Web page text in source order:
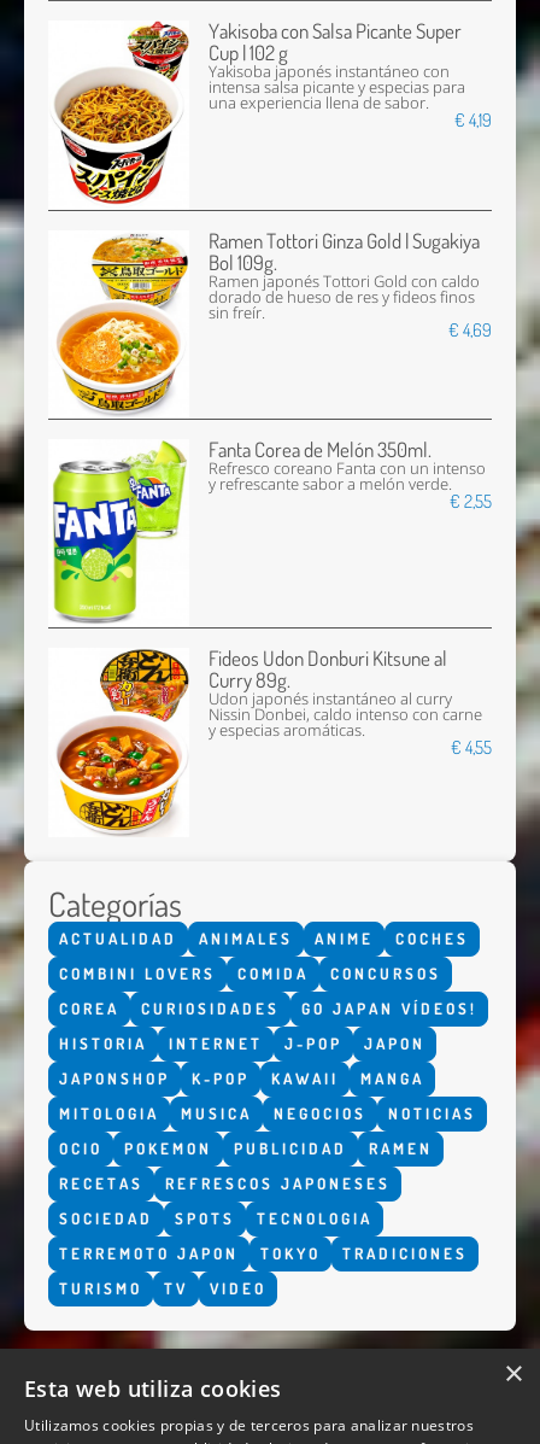
Yakisoba con Salsa Picante Super
Cup | 102 g
Yakisoba japonés instantáneo con
intensa salsa picante y especias para
una experiencia llena de sabor.
€ 4,19
Ramen Tottori Ginza Gold | Sugakiya
Bol 109g.
Ramen japonés Tottori Gold con caldo
dorado de hueso de res y fideos finos
sin freír.
€ 4,69
Fanta Corea de Melón 350ml.
Refresco coreano Fanta con un intenso
y refrescante sabor a melón verde.
€ 2,55
Fideos Udon Donburi Kitsune al
Curry 89g.
Udon japonés instantáneo al curry
Nissin Donbei, caldo intenso con carne
y especias aromáticas.
€ 4,55
Categorías
ACTUALIDAD ANIMALES ANIME
COCHES
COMBINI LOVERS
COMIDA
CONCURSOS
COREA
CURIOSIDADES
GO JAPAN VÍDEOS!
HISTORIA
INTERNET J-POP
JAPON
JAPONSHOP
K-POP KAWAII
MANGA
MITOLOGIA
MUSICA NEGOCIOS
NOTICIAS
OCIO
POKEMON PUBLICIDAD
RAMEN
RECETAS
REFRESCOS JAPONESES
SOCIEDAD
SPOTS
TECNOLOGIA
TERREMOTO JAPON
TOKYO
TRADICIONES
TURISMO
TV VIDEO
×
Esta web utiliza cookies
Utilizamos cookies propias y de terceros para analizar nuestros